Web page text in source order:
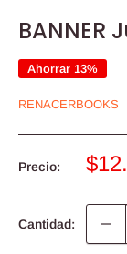
BANNER
Ahorrar 13%
RENACERBOOKS
Precio:
Cantidad: